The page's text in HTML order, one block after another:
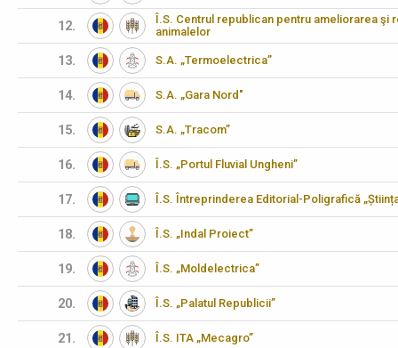
12.
Î.S. Centrul republican pentru ameliorarea şi
animalelor
13. S.A. „Termoelectrica”
14. S.A. „Gara Nord"
15. S.A. „Tracom”
16. Î.S. „Portul Fluvial Ungheni”
17. Î.S. Întreprinderea Editorial-Poligrafică
18. Î.S. „Indal Proiect”
19. Î.S. „Moldelectrica”
20. Î.S. „Palatul Republicii”
21. Î.S. ITA „Mecagro”